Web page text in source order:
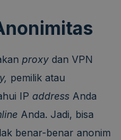
proxy dan VPN
pemilik atau
IP address Anda
Anda. Jadi, bisa
benar-benar anonim